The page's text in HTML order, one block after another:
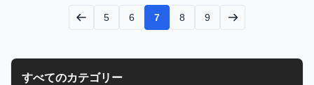
5 6 7 8 9
すべてのカテゴリー